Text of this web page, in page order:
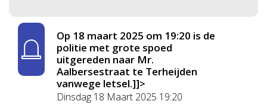
Op 18 maart 2025 om 19:20 is de
politie met grote spoed
uitgereden naar Mr.
Aalbersestraat te Terheijden
vanwege letsel.]]>
Dinsdag 18 Maart 2025 19:20